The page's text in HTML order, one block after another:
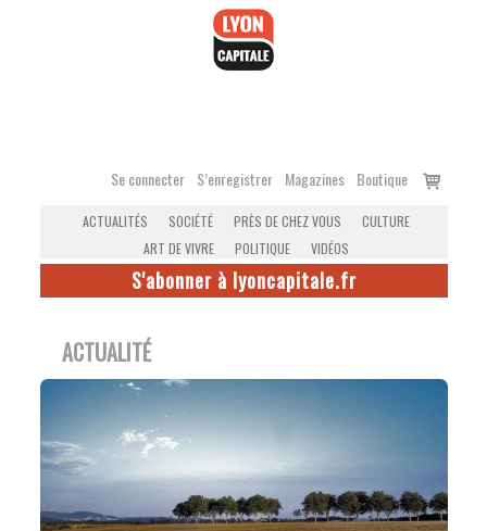
Se connecter S’enregistrer Magazines Boutique
Voir
ACTUALITÉS SOCIÉTÉ PRÈS DE CHEZ VOUS
CULTURE
ART DE VIVRE
POLITIQUE VIDÉOS
S'abonner à lyoncapitale.fr
ACTUALITÉ